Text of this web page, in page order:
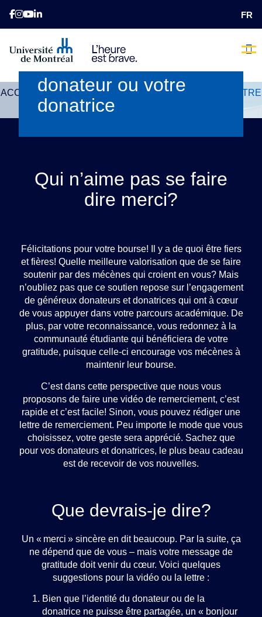
FR
ACCUEIL
REMERCIER VOTRE DONATEUR OU VOTRE
DONATRICE
Remercier votre
donateur ou votre
donatrice
Qui n’aime pas se faire
dire merci?
Félicitations pour votre bourse! Il y a de quoi être fiers
et fières! Quelle meilleure valorisation que de se faire
soutenir par des mécènes qui croient en vous? Mais
n’oubliez pas que ce soutien repose sur l’engagement
de généreux donateurs et donatrices qui ont à cœur
de vous appuyer dans votre parcours académique. De
plus, par votre reconnaissance, vous redonnez à la
communauté étudiante qui bénéficiera de votre
gratitude, puisque celle-ci encourage vos mécènes à
maintenir leur bourse.
C’est dans cette perspective que nous vous
proposons de faire une vidéo de remerciement, c’est
rapide et c’est facile! Sinon, vous pouvez rédiger une
lettre de remerciement. Peu importe le mode que vous
choisissez, votre geste sera apprécié. Sachez que
pour vos donateurs et donatrices, le plus beau cadeau
est de recevoir de vos nouvelles.
Que devrais-je dire?
Un « merci » sincère en dit beaucoup. Par la suite, ça
ne dépend que de vous – mais votre message de
gratitude doit venir du cœur. Voici quelques
suggestions pour la vidéo ou la lettre :
Bien que l’identité du donateur ou de la
donatrice ne puisse être partagée, un « bonjour